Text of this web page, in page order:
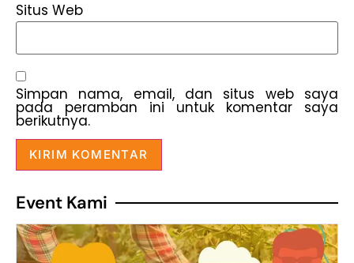
Situs Web
Simpan nama, email, dan situs web saya
pada peramban ini untuk komentar saya
berikutnya.
Event Kami